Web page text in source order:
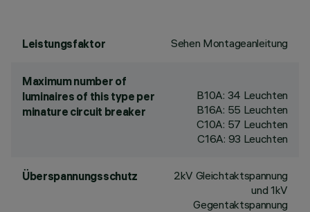
Leistungsfaktor Sehen Montageanleitung
Maximum number of
luminaires of this type per
minature circuit breaker
B10A: 34 Leuchten
B16A: 55 Leuchten
C10A: 57 Leuchten
C16A: 93 Leuchten
Überspannungsschutz
2kV Gleichtaktspannung
und 1kV
Gegentaktspannung